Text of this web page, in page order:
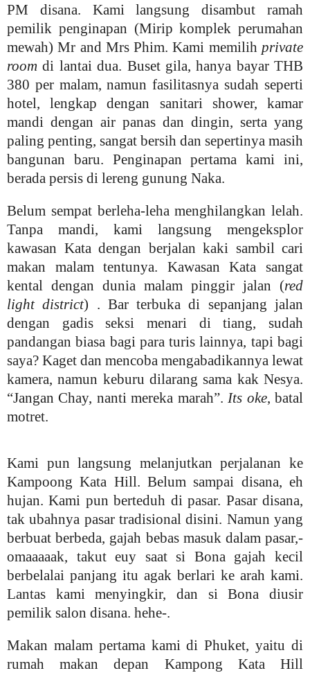
PM disana. Kami langsung disambut ramah
pemilik penginapan (Mirip komplek perumahan
mewah) Mr and Mrs Phim. Kami memilih private
room di lantai dua. Buset gila, hanya bayar THB
380 per malam, namun fasilitasnya sudah seperti
hotel, lengkap dengan sanitari shower, kamar
mandi dengan air panas dan dingin, serta yang
paling penting, sangat bersih dan sepertinya masih
bangunan baru. Penginapan pertama kami ini,
berada persis di lereng gunung Naka.
Belum sempat berleha-leha menghilangkan lelah.
Tanpa mandi, kami langsung mengeksplor
kawasan Kata dengan berjalan kaki sambil cari
makan malam tentunya. Kawasan Kata sangat
kental dengan dunia malam pinggir jalan (red
light district) . Bar terbuka di sepanjang jalan
dengan gadis seksi menari di tiang, sudah
pandangan biasa bagi para turis lainnya, tapi bagi
saya? Kaget dan mencoba mengabadikannya lewat
kamera, namun keburu dilarang sama kak Nesya.
“Jangan Chay, nanti mereka marah”. Its oke, batal
motret.
Kami pun langsung melanjutkan perjalanan ke
Kampoong Kata Hill. Belum sampai disana, eh
hujan. Kami pun berteduh di pasar. Pasar disana,
tak ubahnya pasar tradisional disini. Namun yang
berbuat berbeda, gajah bebas masuk dalam pasar,-
omaaaaak, takut euy saat si Bona gajah kecil
berbelalai panjang itu agak berlari ke arah kami.
Lantas kami menyingkir, dan si Bona diusir
pemilik salon disana. hehe-.
Makan malam pertama kami di Phuket, yaitu di
rumah makan depan Kampong Kata Hill